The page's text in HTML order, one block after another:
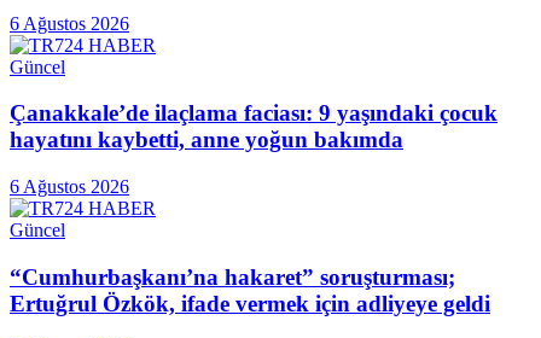
6 Ağustos 2026
Güncel
Çanakkale’de ilaçlama faciası: 9 yaşındaki çocuk
hayatını kaybetti, anne yoğun bakımda
6 Ağustos 2026
Güncel
“Cumhurbaşkanı’na hakaret” soruşturması;
Ertuğrul Özkök, ifade vermek için adliyeye geldi